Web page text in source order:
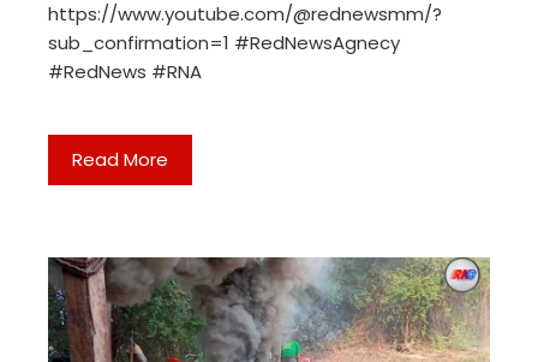
https://www.youtube.com/@rednewsmm/?
sub_confirmation=1 #RedNewsAgnecy
#RedNews #RNA
Read More